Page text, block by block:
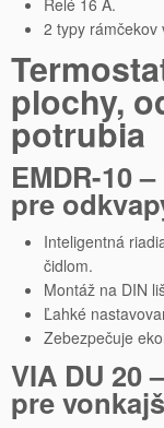
Relé 16 A.
2 typy rámčekov
plochy,
potrubia
EMDR-10
pre
Inteligentná
čidlom.
Montáž na DIN
Ľahké
Zebezpečuje
VIA DU 20
pre